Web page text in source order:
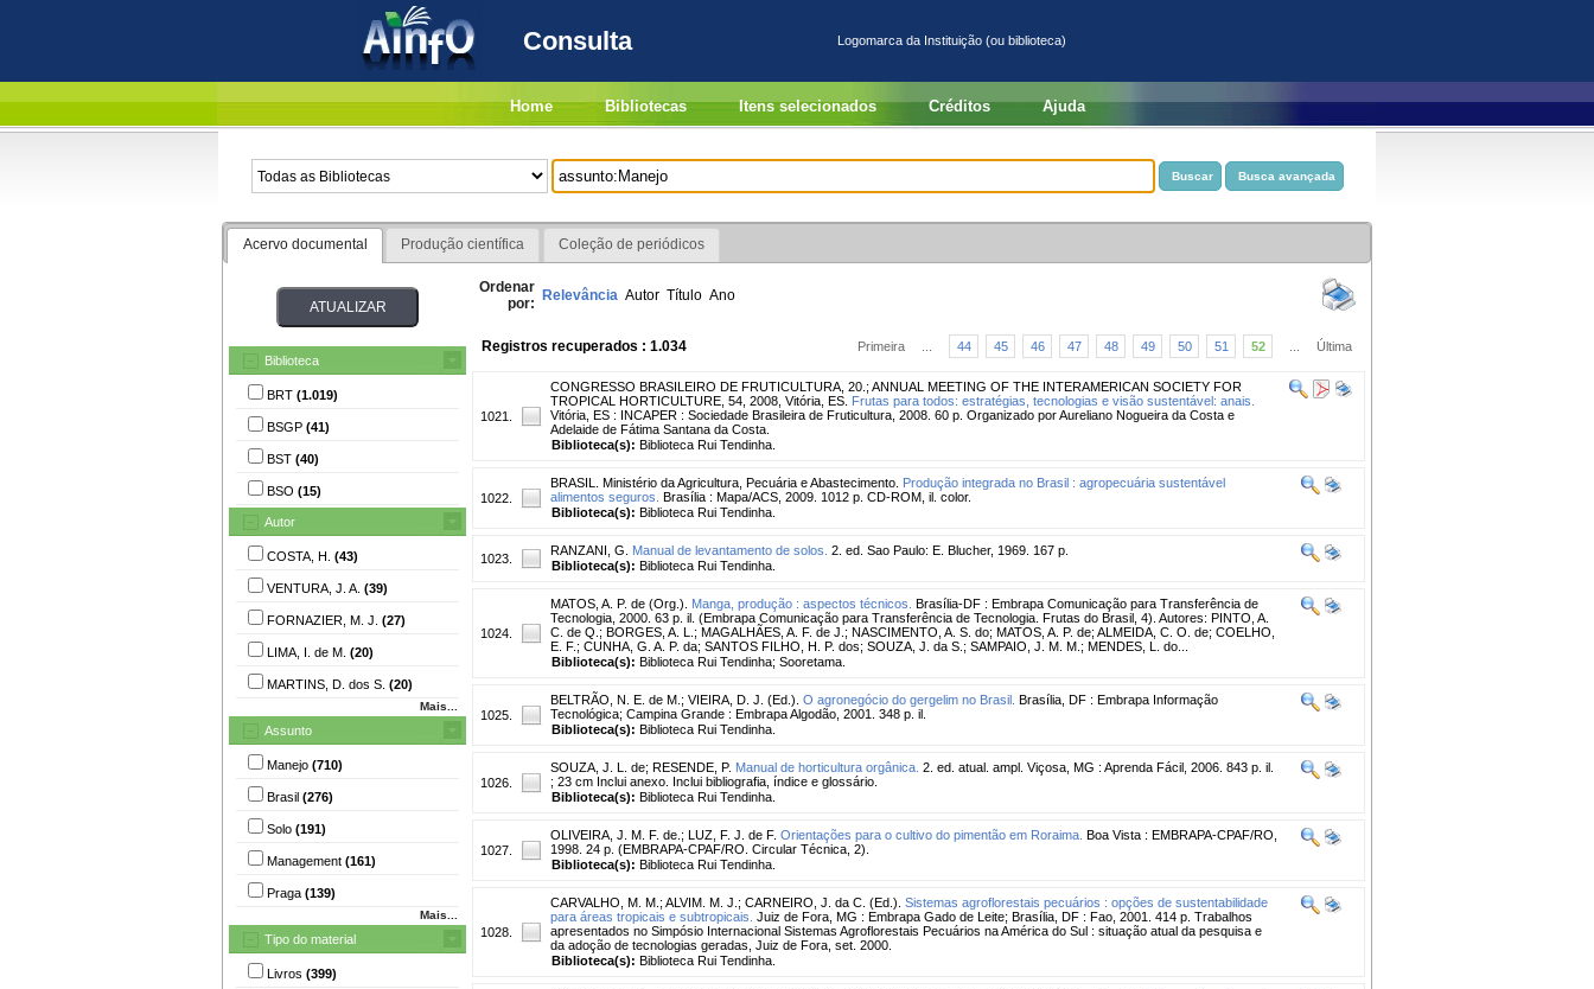
Consulta Logomarca da Instituição (ou biblioteca)
Home Bibliotecas Itens selecionados Créditos Ajuda
Acervo documental Produção científica Coleção de periódicos
Biblioteca
BRT (1.019)
BSGP (41)
BST (40)
BSO (15)
Autor
COSTA, H. (43)
VENTURA, J. A. (39)
FORNAZIER, M. J. (27)
LIMA, I. de M. (20)
MARTINS, D. dos S. (20)
Mais...
Assunto
Manejo (710)
Brasil (276)
Solo (191)
Management (161)
Praga (139)
Mais...
Tipo do material
Livros (399)
Ordenar
por: Relevância Autor Título Ano
Registros recuperados : 1.034 Primeira 44 45 46 47 48 49 50 51 52 Última
1021.
CONGRESSO BRASILEIRO DE FRUTICULTURA, 20. ; ANNUAL MEETING OF THE INTERAMERICAN SOCIETY FOR
TROPICAL HORTICULTURE, 54, 2008, Vitória, ES. Frutas para todos: estratégias, tecnologias e visão sustentável: anais.
Vitória, ES : INCAPER : Sociedade Brasileira de Fruticultura, 2008. 60 p. Organizado por Aureliano Nogueira da Costa e
Adelaide de Fátima Santana da Costa.
Biblioteca(s): Biblioteca Rui Tendinha.
1022.
BRASIL. Ministério da Agricultura, Pecuária e Abastecimento. Produção integrada no Brasil : agropecuária sustentável
alimentos seguros. Brasília : Mapa/ACS, 2009. 1012 p. CD-ROM, il. color.
Biblioteca(s): Biblioteca Rui Tendinha.
1023.
RANZANI, G. Manual de levantamento de solos. 2. ed. Sao Paulo: E. Blucher, 1969. 167 p.
Biblioteca(s): Biblioteca Rui Tendinha.
1024.
MATOS, A. P. de (Org.). Manga, produção : aspectos técnicos. Brasília-DF : Embrapa Comunicação para Transferência de
Tecnologia, 2000. 63 p. il. (Embrapa Comunicação para Transferência de Tecnologia. Frutas do Brasil, 4). Autores: PINTO, A.
C. de Q.; BORGES, A. L.; MAGALHÃES, A. F. de J.; NASCIMENTO, A. S. do; MATOS, A. P. de; ALMEIDA, C. O. de; COELHO,
E. F.; CUNHA, G. A. P. da; SANTOS FILHO, H. P. dos; SOUZA, J. da S.; SAMPAIO, J. M. M.; MENDES, L. do...
Biblioteca(s): Biblioteca Rui Tendinha; Sooretama.
1025.
BELTRÃO, N. E. de M. ; VIEIRA, D. J. (Ed.). O agronegócio do gergelim no Brasil. Brasília, DF : Embrapa Informação
Tecnológica; Campina Grande : Embrapa Algodão, 2001. 348 p. il.
Biblioteca(s): Biblioteca Rui Tendinha.
1026.
SOUZA, J. L. de; RESENDE, P. Manual de horticultura orgânica. 2. ed. atual. ampl. Viçosa, MG : Aprenda Fácil, 2006. 843 p. il.
; 23 cm Inclui anexo. Inclui bibliografia, índice e glossário.
Biblioteca(s): Biblioteca Rui Tendinha.
1027.
OLIVEIRA, J. M. F. de. ; LUZ, F. J. de F. Orientações para o cultivo do pimentão em Roraima. Boa Vista : EMBRAPA-CPAF/RO,
1998. 24 p. (EMBRAPA-CPAF/RO. Circular Técnica, 2).
Biblioteca(s): Biblioteca Rui Tendinha.
1028.
CARVALHO, M. M. ; ALVIM. M. J. ; CARNEIRO, J. da C. (Ed.). Sistemas agroflorestais pecuários : opções de sustentabilidade
para áreas tropicais e subtropicais. Juiz de Fora, MG : Embrapa Gado de Leite; Brasília, DF : Fao, 2001. 414 p. Trabalhos
apresentados no Simpósio Internacional Sistemas Agroflorestais Pecuários na América do Sul : situação atual da pesquisa e
da adoção de tecnologias geradas, Juiz de Fora, set. 2000.
Biblioteca(s): Biblioteca Rui Tendinha.